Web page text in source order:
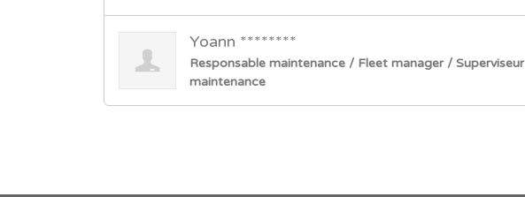
Yoann ********
Responsable maintenance / Fleet manager / Superviseur
maintenance